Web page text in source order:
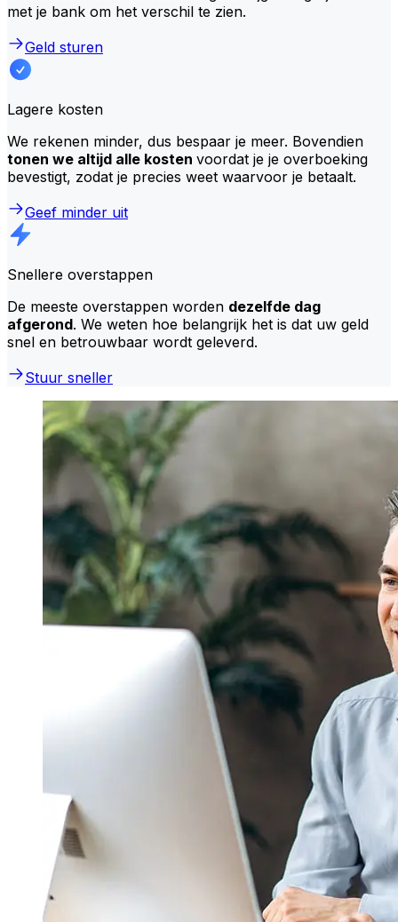
met je bank om het verschil te zien.
Geld sturen
Lagere kosten
We rekenen minder, dus bespaar je meer. Bovendien
tonen we altijd alle kosten voordat je je overboeking
bevestigt, zodat je precies weet waarvoor je betaalt.
Geef minder uit
Snellere overstappen
De meeste overstappen worden dezelfde dag
afgerond. We weten hoe belangrijk het is dat uw geld
snel en betrouwbaar wordt geleverd.
Stuur sneller